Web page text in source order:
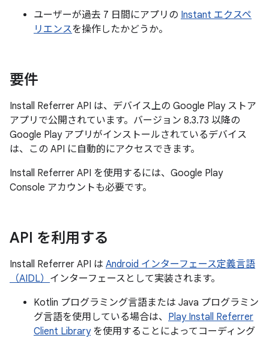
ユーザーが過去 7 日間にアプリの Instant エクスペ
リエンスを操作したかどうか。
要件
Install Referrer API は、デバイス上の Google Play ストア
アプリで公開されています。バージョン 8.3.73 以降の
Google Play アプリがインストールされているデバイス
は、この API に自動的にアクセスできます。
Install Referrer API を使用するには、Google Play
Console アカウントも必要です。
API を利用する
Install Referrer API は Android インターフェース定義言語
（AIDL） インターフェースとして実装されます。
Kotlin プログラミング言語または Java プログラミン
グ言語を使用している場合は、 Play Install Referrer
Client Libraryを使用することによってコーディング